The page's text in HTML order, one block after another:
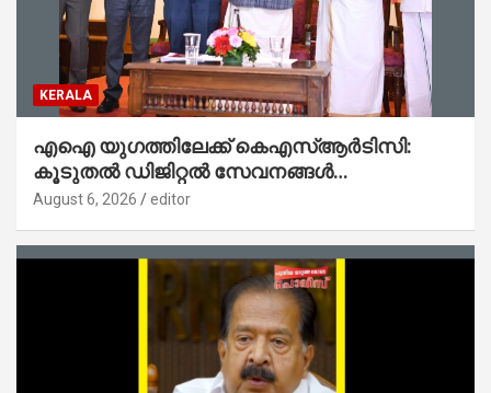
KERALA
എഐ യുഗത്തിലേക്ക് കെഎസ്ആർടിസി:
കൂടുതൽ ഡിജിറ്റൽ സേവനങ്ങൾ
ജനങ്ങളിലേക്കെത്തിക്കും – മന്ത്രി സി പി
August 6, 2026 editor